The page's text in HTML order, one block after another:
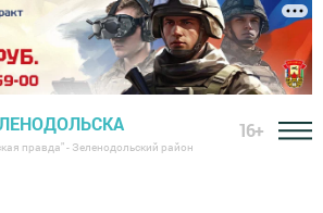
правда" - Зеленодольский район
16+